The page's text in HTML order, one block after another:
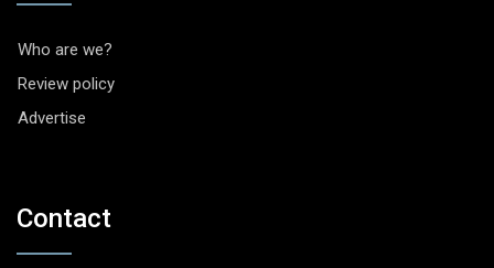
Who are we?
Review policy
Advertise
Contact